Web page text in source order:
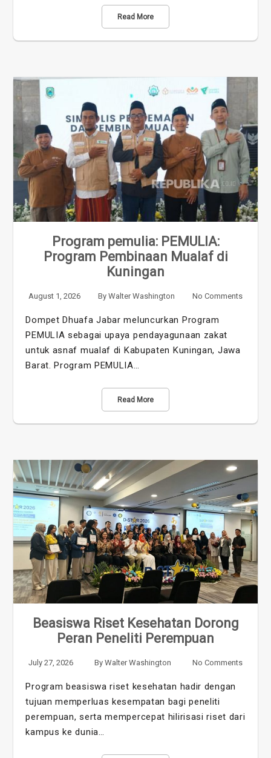
Read More
Program pemulia: PEMULIA:
Program Pembinaan Mualaf di
Kuningan
August 1, 2026 By Walter Washington No Comments
Dompet Dhuafa Jabar meluncurkan Program
PEMULIA sebagai upaya pendayagunaan zakat
untuk asnaf mualaf di Kabupaten Kuningan, Jawa
Barat. Program PEMULIA…
Read More
Beasiswa Riset Kesehatan Dorong
Peran Peneliti Perempuan
July 27, 2026 By Walter Washington No Comments
Program beasiswa riset kesehatan hadir dengan
tujuan memperluas kesempatan bagi peneliti
perempuan, serta mempercepat hilirisasi riset dari
kampus ke dunia…